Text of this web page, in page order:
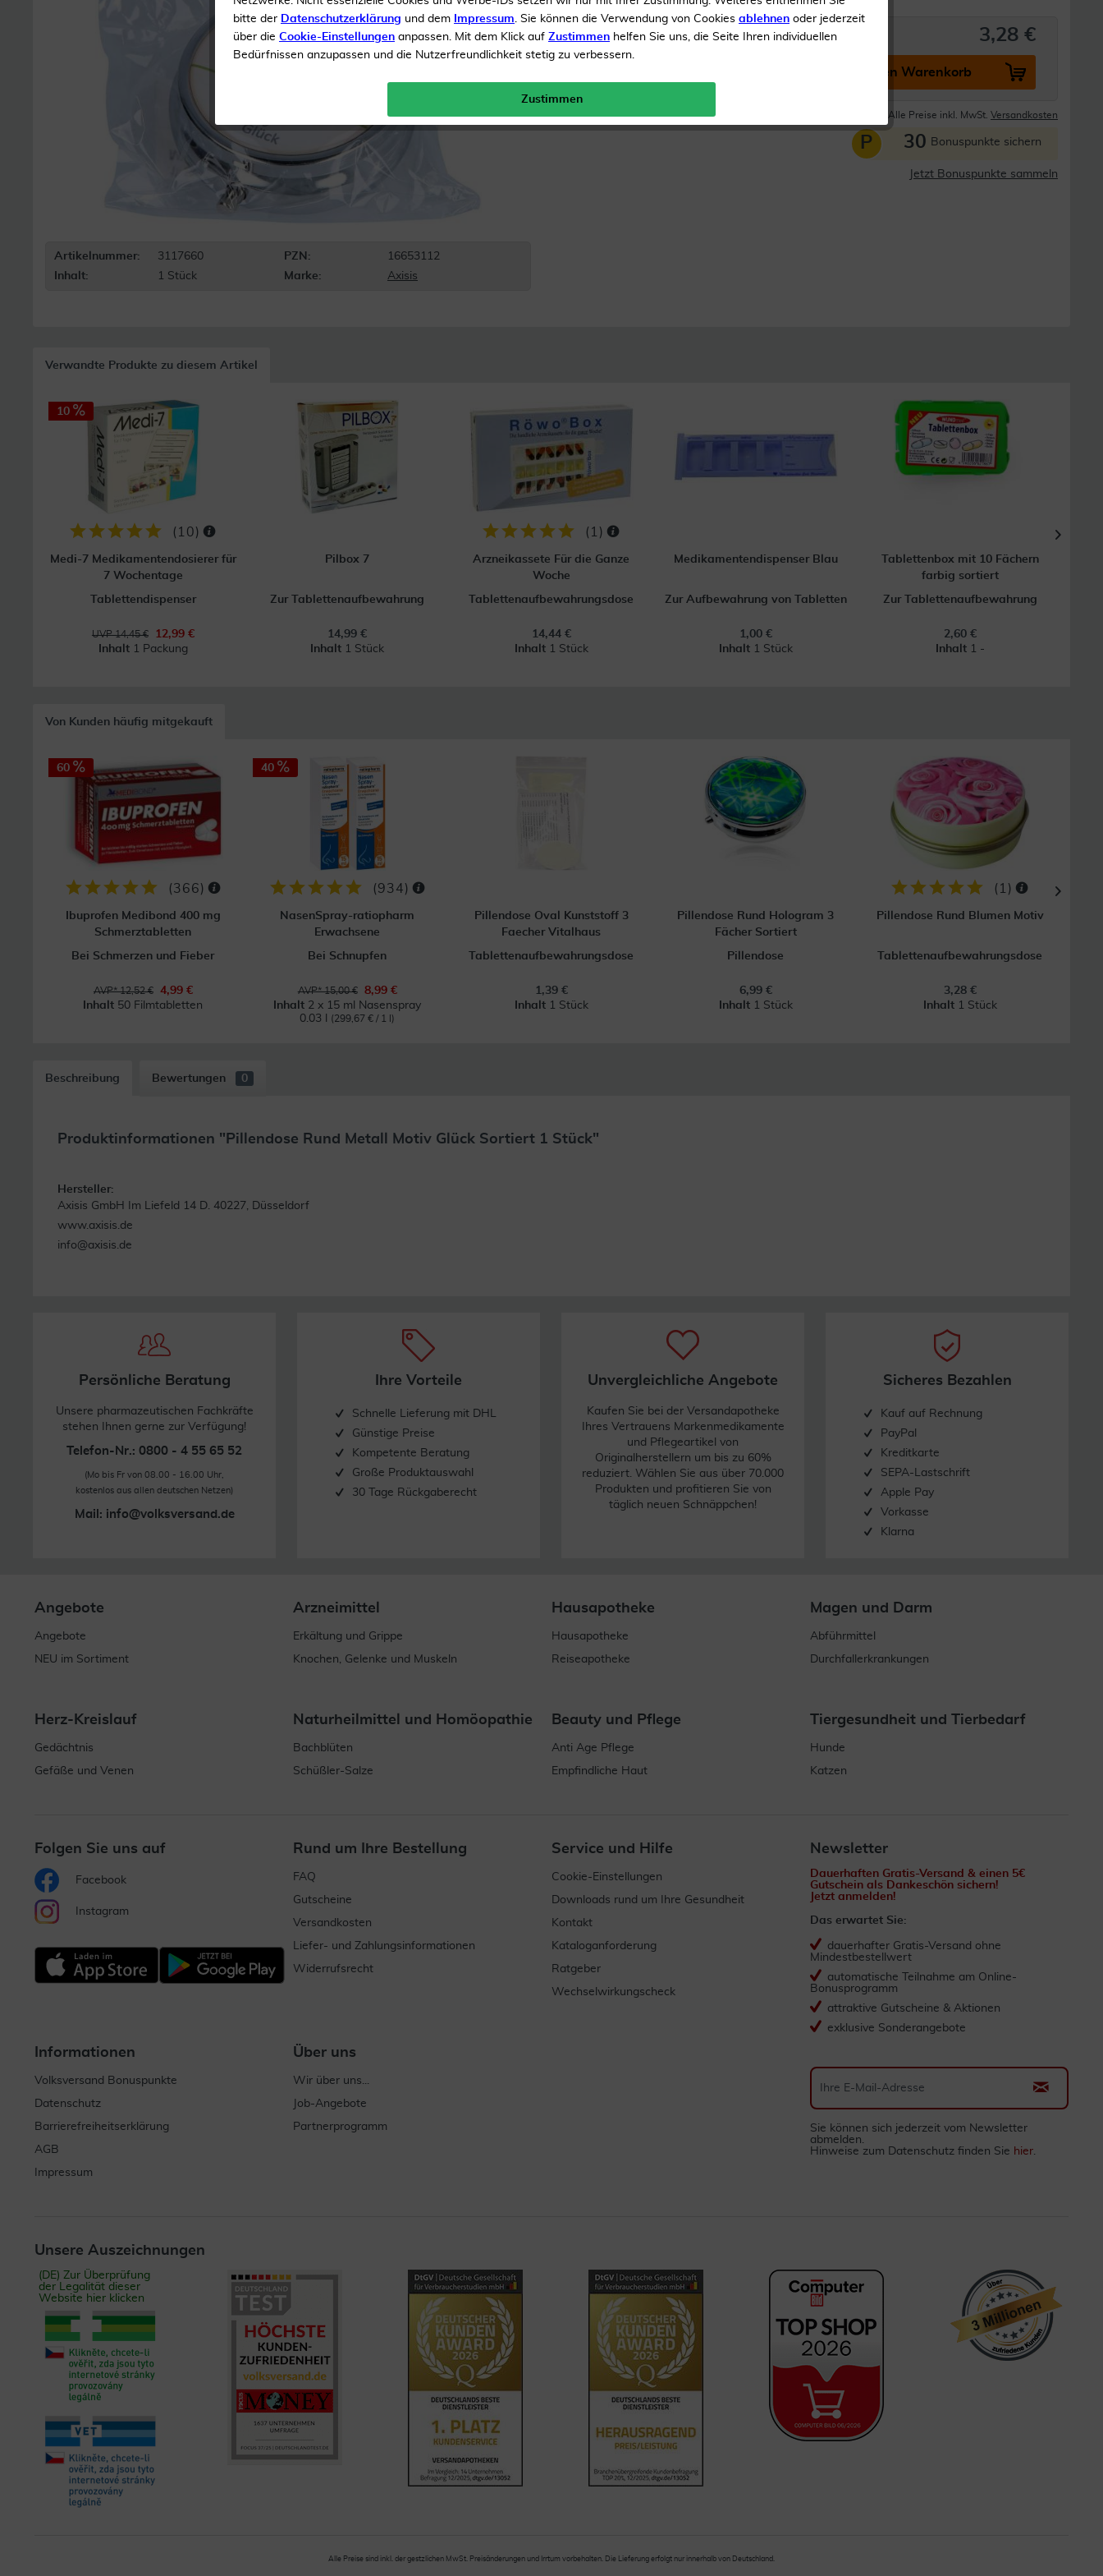
Artikelnummer: 3117660 PZN:
16653112
Inhalt:
1 Stück Marke: Axisis
Inhalt1 Stück 3,28 €
In den Warenkorb
Gratis Versand ab 19 € Alle Preise inkl. MwSt. Versandkosten
P 30 Bonuspunkte sichern
Jetzt Bonuspunkte sammeln
Verwandte Produkte zu diesem Artikel
10
( 10)
Medi-7 Medikamentendosierer für
7 Wochentage
Tablettendispenser
UVP 14,45 €
12,99 €
Inhalt 1 Packung
Pilbox 7
Zur Tablettenaufbewahrung
14,99 €
Inhalt 1 Stück
( 1 )
Arzneikassete Für die Ganze
Woche
Tablettenaufbewahrungsdose
14,44 €
Inhalt 1 Stück
Medikamentendispenser Blau
Zur Aufbewahrung von Tabletten
1,00 €
Inhalt 1 Stück
Tablettenbox mit 10 Fächern
farbig sortiert
Zur Tablettenaufbewahrung
2,60 €
Inhalt 1 -
Von Kunden häufig mitgekauft
60
(366)
Ibuprofen Medibond 400 mg
Schmerztabletten
Bei Schmerzen und Fieber
AVP* 12,52 €
4,99 €
Inhalt 50 Filmtabletten
40
(934)
NasenSpray-ratiopharm
Erwachsene
Bei Schnupfen
AVP* 15,00 €
8,99 €
Inhalt 2 x 15 ml Nasenspray
0.03 l
(299,67 € / 1 l)
Pillendose Oval Kunststoff 3
Faecher Vitalhaus
Tablettenaufbewahrungsdose
1,39 €
Inhalt 1 Stück
Pillendose Rund Hologram 3
Fächer Sortiert
Pillendose
6,99 €
Inhalt 1 Stück
( 1 )
Pillendose Rund Blumen Motiv
Tablettenaufbewahrungsdose
3,28 €
Inhalt 1 Stück
Beschreibung Bewertungen 0
Produktinformationen "Pillendose Rund Metall Motiv Glück Sortiert 1 Stück"
Weiterlesen
Hersteller:
Axisis GmbH Im Liefeld 14 D. 40227, Düsseldorf
www.axisis.de
info@axisis.de
Persönliche Beratung
Unsere pharmazeutischen Fachkräfte
stehen Ihnen gerne zur Verfügung!
Telefon-Nr.: 0800 - 4 55 65 52
(Mo bis Fr von 08.00 - 16.00 Uhr,
kostenlos aus allen deutschen Netzen)
Mail: info@volksversand.de
Ihre Vorteile
Schnelle Lieferung mit DHL
Günstige Preise
Kompetente Beratung
Große Produktauswahl
30 Tage Rückgaberecht
Unvergleichliche Angebote
Kaufen Sie bei der Versandapotheke
Ihres Vertrauens Markenmedikamente
und Pflegeartikel von
Originalherstellern um bis zu 60%
reduziert. Wählen Sie aus über 70.000
Produkten und profitieren Sie von
täglich neuen Schnäppchen!
Sicheres Bezahlen
Kauf auf Rechnung
PayPal
Kreditkarte
SEPA-Lastschrift
Apple Pay
Vorkasse
Klarna
Angebote
Angebote
NEU im Sortiment
Arzneimittel
Erkältung und Grippe
Knochen, Gelenke und Muskeln
Hausapotheke
Hausapotheke
Reiseapotheke
Magen und Darm
Abführmittel
Durchfallerkrankungen
Herz-Kreislauf
Gedächtnis
Gefäße und Venen
Naturheilmittel und Homöopathie
Bachblüten
Schüßler-Salze
Beauty und Pflege
Anti Age Pflege
Empfindliche Haut
Tiergesundheit und Tierbedarf
Hunde
Katzen
Folgen Sie uns auf
Facebook
Instagram
Rund um Ihre Bestellung
FAQ
Gutscheine
Versandkosten
Liefer- und Zahlungsinformationen
Widerrufsrecht
Service und Hilfe
Cookie-Einstellungen
Downloads rund um Ihre Gesundheit
Kontakt
Kataloganforderung
Ratgeber
Wechselwirkungscheck
Informationen
Volksversand Bonuspunkte
Datenschutz
Barrierefreiheitserklärung
AGB
Impressum
Über uns
Wir über uns...
Job-Angebote
Partnerprogramm
Newsletter
Dauerhaften Gratis-Versand & einen 5€
Gutschein als Dankeschön sichern!
Jetzt anmelden!
Das erwartet Sie:
dauerhafter Gratis-Versand ohne
Mindestbestellwert
automatische Teilnahme am Online-
Bonusprogramm
attraktive Gutscheine & Aktionen
exklusive Sonderangebote
Sie können sich jederzeit vom Newsletter
abmelden.
Hinweise zum Datenschutz finden Sie hier.
Unsere Auszeichnungen
(DE) Zur Überprüfung
der Legalität dieser
Website hier klicken
Alle Preise sind inkl. der gestzlichen MwSt. Preisänderungen und Irrtum vorbehalten. Die Lieferung erfolgt nur innerhalb von Deutschland.
bitte der Datenschutzerklärung und dem Impressum. Sie können die Verwendung von Cookies ablehnen oder jederzeit
über die Cookie-Einstellungen anpassen. Mit dem Klick auf Zustimmen helfen Sie uns, die Seite Ihren individuellen
Bedürfnissen anzupassen und die Nutzerfreundlichkeit stetig zu verbessern.
Zustimmen